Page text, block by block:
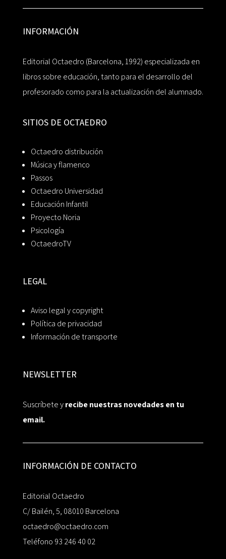
INFORMACIÓN
Editorial Octaedro (Barcelona, 1992) especializada en
libros sobre educación, tanto para el desarrollo del
profesorado como para la actualización del alumnado.
SITIOS DE OCTAEDRO
Octaedro distribución
Música y flamenco
Passos
Octaedro Universidad
Educación Infantil
Proyecto Noria
Psicología
OctaedroTV
LEGAL
Aviso legal y copyright
Política de privacidad
Información de transporte
NEWSLETTER
Suscríbete yrecibe nuestras novedades en tu
email.
INFORMACIÓN DE CONTACTO
Editorial Octaedro
C/ Bailén, 5, 08010 Barcelona
octaedro@octaedro.com
Teléfono 93 246 40 02